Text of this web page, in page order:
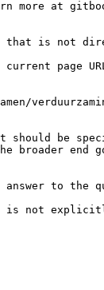
more at
is not
current
should be
broader end
to the
is not